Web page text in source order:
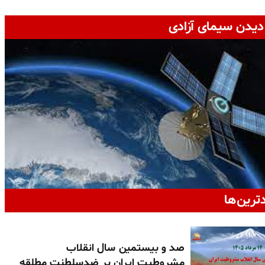
سیمای آزادی
صد و بیستمین سال انقلاب